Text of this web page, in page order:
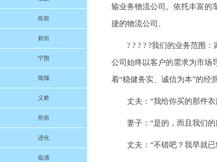
衙前
新街
宁围
闻堰
义桥
所前
进化
临浦
输业务物流公司。依托丰富的
捷的物流公司。
? ? ? ? ?我们的业务范围
公司始终以客户的需求为市场
着“稳健务实、诚信为本”的经
丈夫：“我给你买的那件
妻子：“是的，而且我们
丈夫：“不错吧？我早就